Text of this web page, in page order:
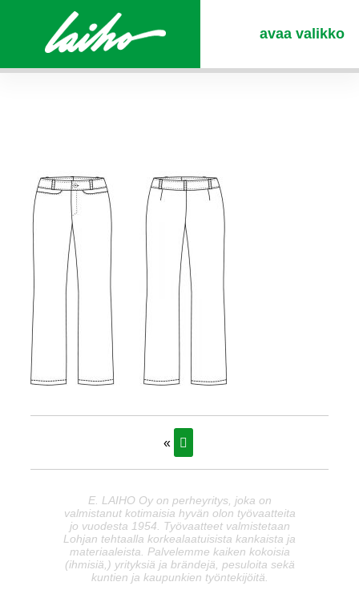
avaa valikko
«
E. LAIHO Oy on perheyritys, joka on
valmistanut kotimaisia hyvän olon työvaatteita
jo vuodesta 1954. Työvaatteet valmistetaan
Lohjan tehtaalla korkealaatuisista kankaista ja
materiaaleista. Palvelemme kaiken kokoisia
(ihmisiä,) yrityksiä ja brändejä, pesuloita sekä
kuntien ja kaupunkien työntekijöitä.